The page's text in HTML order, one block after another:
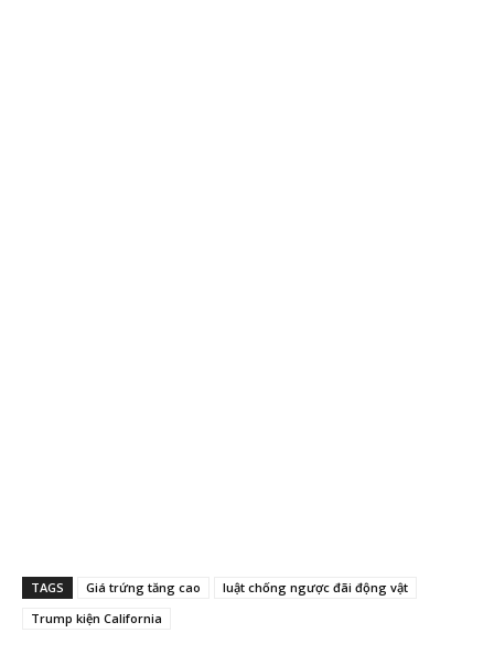
TAGS Giá trứng tăng cao
luật chống ngược đãi động vật
Trump kiện California